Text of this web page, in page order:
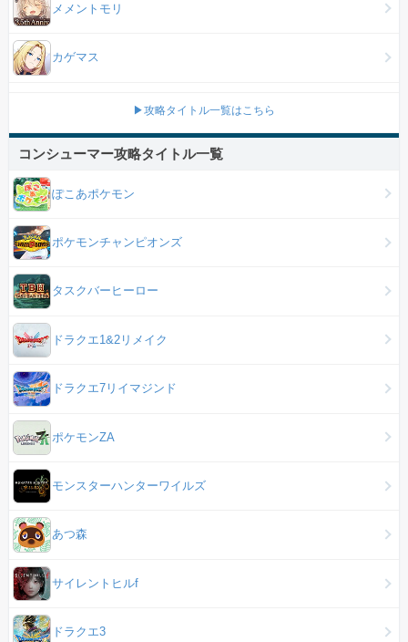
メメントモリ
カゲマス
▶攻略タイトル一覧はこちら
コンシューマー攻略タイトル一覧
ぽこあポケモン
ポケモンチャンピオンズ
タスクバーヒーロー
ドラクエ1&2リメイク
ドラクエ7リイマジンド
ポケモンZA
モンスターハンターワイルズ
あつ森
サイレントヒルf
ドラクエ3